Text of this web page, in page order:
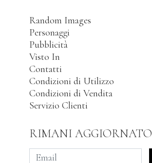
Random Images
Personaggi
Pubblicità
Visto In
Contatti
Condizioni di Utilizzo
Condizioni di Vendita
Servizio Clienti
RIMANI AGGIORNATO